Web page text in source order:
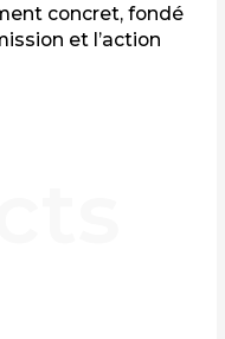
concret, fondé
et l’action